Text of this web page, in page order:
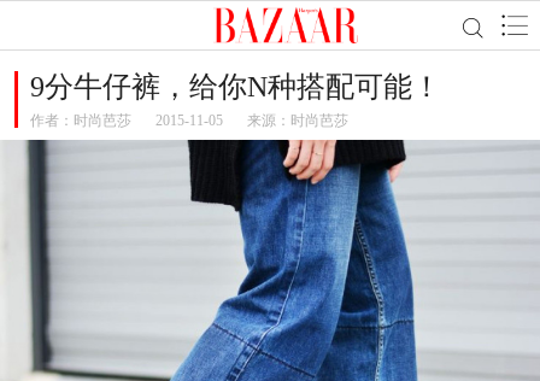
9分牛仔裤，给你N种搭配可能！
作者： 时尚芭莎 2015-11-05 来源：时尚芭莎